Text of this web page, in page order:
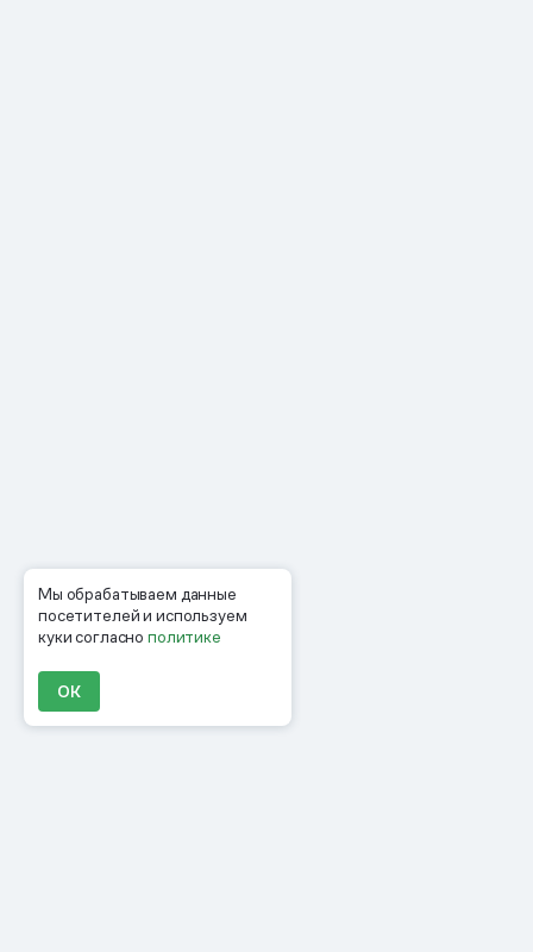
Мы обрабатываем данные
посетителей и используем
куки согласнополитике
ОК